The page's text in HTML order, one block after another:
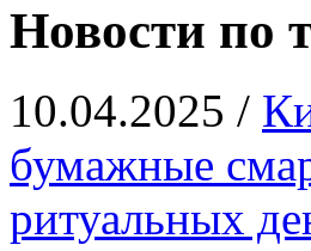
Новости по
10.04.2025 /
бумажные
ритуальных